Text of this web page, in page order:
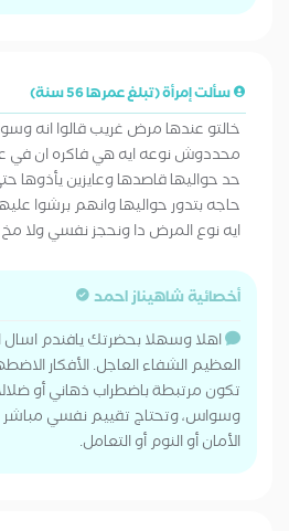
سألت إمرأة (تبلغ عمرها 56 سنة)
خالتو عندها مرض غريب قالوا انه
محددوش نوعه ايه هي فاكره ان في
حد حواليها قاصدها وعايزين يأذوها
حاجه بتدور حواليها وانهم برشوا
ايه نوع المرض دا ونحجز نفسي ولا
أخصائية شاهيناز احمد
اهلا وسهلا بحضرتك يافندم اسال
العظيم الشفاء العاجل. الأفكار
تكون مرتبطة باضطراب ذهاني أو
وسواس، وتحتاج تقييم نفسي مباشر
الأمان أو النوم أو التعامل.